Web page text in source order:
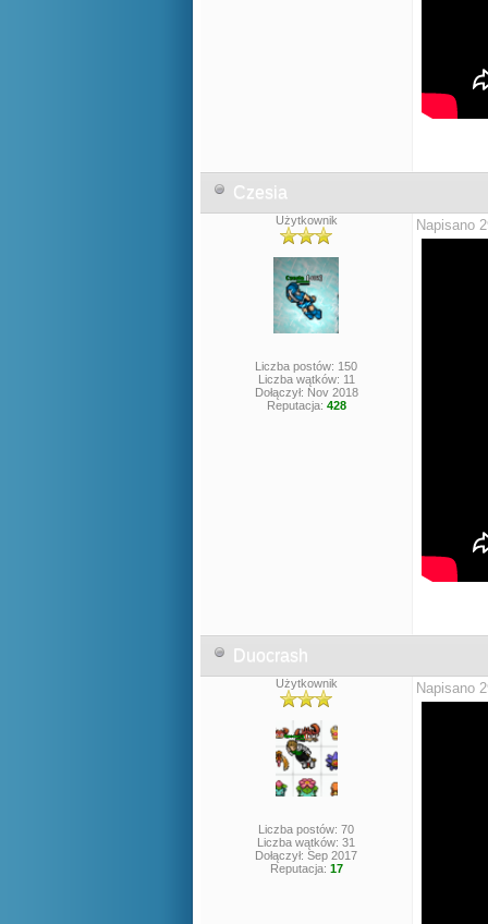
Czesia
Użytkownik
Liczba postów: 150
Liczba wątków: 11
Dołączył: Nov 2018
Reputacja: 428
Napisano
Duocrash
Użytkownik
Liczba postów: 70
Liczba wątków: 31
Dołączył: Sep 2017
Reputacja: 17
Napisano